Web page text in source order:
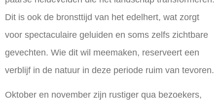
Dit is ook de bronsttijd van het edelhert, wat zorgt
voor spectaculaire geluiden en soms zelfs zichtbare
gevechten. Wie dit wil meemaken, reserveert een
verblijf in de natuur in deze periode ruim van tevoren.
Oktober en november zijn rustiger qua bezoekers,